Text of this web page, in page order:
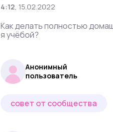
4:12, 15.02.2022
Как делать полностью
я учёбой?
Анонимный
пользователь
совет от сообщества